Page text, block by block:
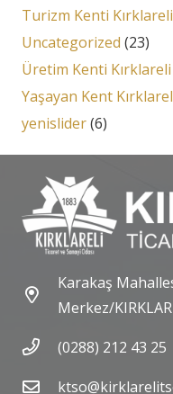
Turizm Kenti Kırklareli
Uncategorized (23)
Üretim Kenti Kırklareli
Yaşayan Kent
yenislider(6)
Karakaş
Merkez/
(0288) 212 43 25